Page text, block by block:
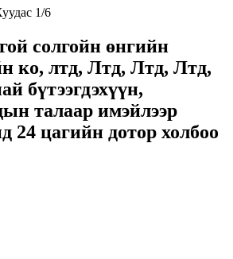
1/6
солгойн өнгийн
ко, лтд, Лтд, Лтд, Лтд,
бүтээгдэхүүн,
талаар имэйлээр
24 цагийн дотор холбоо